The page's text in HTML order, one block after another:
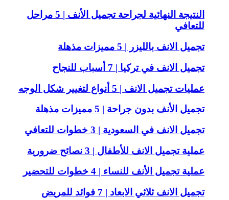
النتيجة النهائية لجراحة تجميل الأنف | 5 مراحل
للتعافي
تجميل الانف بالليزر | 5 مميزات مذهلة
تجميل الانف في تركيا | 7 أسباب للنجاح
عمليات تجميل الانف | 5 أنواع لتغيير شكل الوجه
تجميل الأنف بدون جراحة | 5 مميزات مذهلة
تجميل الانف في السعودية | 3 خطوات للتعافي
عملية تجميل الانف للأطفال | 3 نصائح ضرورية
عملية تجميل الأنف للنساء | 4 خطوات للتحضير
تجميل الانف ثلاثي الابعاد | 7 فوائد للمريض